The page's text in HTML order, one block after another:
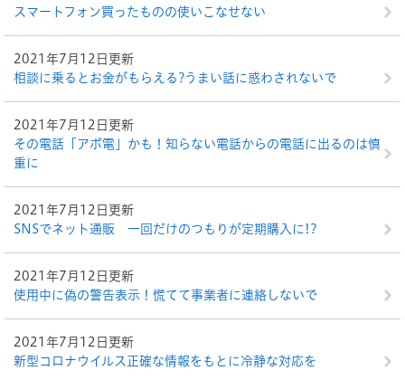
スマートフォン買ったものの使いこなせない
2021年7月12日更新
相談に乗るとお金がもらえる?うまい話に惑わされないで
2021年7月12日更新
その電話「アポ電」かも！知らない電話からの電話に出るのは慎
重に
2021年7月12日更新
SNSでネット通販 一回だけのつもりが定期購入に!?
2021年7月12日更新
使用中に偽の警告表示！慌てて事業者に連絡しないで
2021年7月12日更新
新型コロナウイルス正確な情報をもとに冷静な対応を